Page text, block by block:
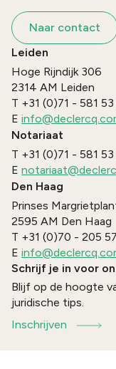
Naar contact
Leiden
Hoge Rijndijk 306
2314 AM Leiden
T +31 (0)71 - 581
E
Notariaat
T +31 (0)71 - 581 53
E
Den Haag
Prinses
2595 AM Den Haag
T +31 (0)70 - 205
E
Schrijf je in voor
Blijf op de hoogte
juridische tips.
Inschrijven